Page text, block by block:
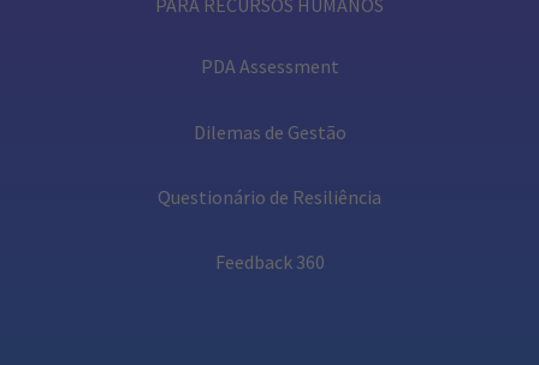
PDA Assessment
Dilemas de Gestão
Questionário de Resiliência
Feedback 360